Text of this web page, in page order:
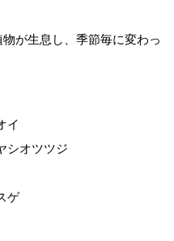
が生息し、季節毎に変わっ
イ
シオツツジ
ゲ